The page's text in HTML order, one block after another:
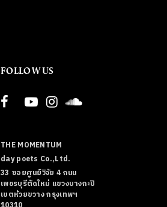
FOLLOW US
THE MOMENTUM
day poets Co.,Ltd.
33 ซอยศูนย์วิจัย 4 ถนน
เพชรบุรีตัดใหม่ แขวงบางกะปิ
เขตห้วยขวาง กรุงเทพฯ